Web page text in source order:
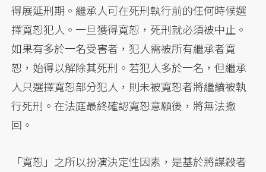
得展延刑期。繼承人可在死刑執行前的任何時候選
擇寬恕犯人。一旦獲得寬恕，死刑就必須被中止。
如果有多於一名受害者，犯人需被所有繼承者寬
恕，始得以解除其死刑。若犯人多於一名，但繼承
人只選擇寬恕部分犯人，則未被寬恕者將繼續被執
行死刑。在法庭最終確認寬恕意願後，將無法撤
回。
「寬恕」之所以扮演決定性因素，是基於將謀殺者